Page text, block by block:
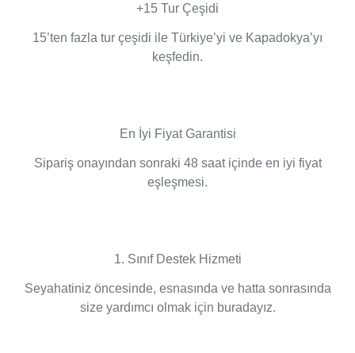
+15 Tur Çeşidi
15’ten fazla tur çeşidi ile Türkiye’yi ve Kapadokya’yı
keşfedin.
En İyi Fiyat Garantisi
Sipariş onayından sonraki 48 saat içinde en iyi fiyat
eşleşmesi.
1. Sınıf Destek Hizmeti
Seyahatiniz öncesinde, esnasında ve hatta sonrasında
size yardımcı olmak için buradayız.